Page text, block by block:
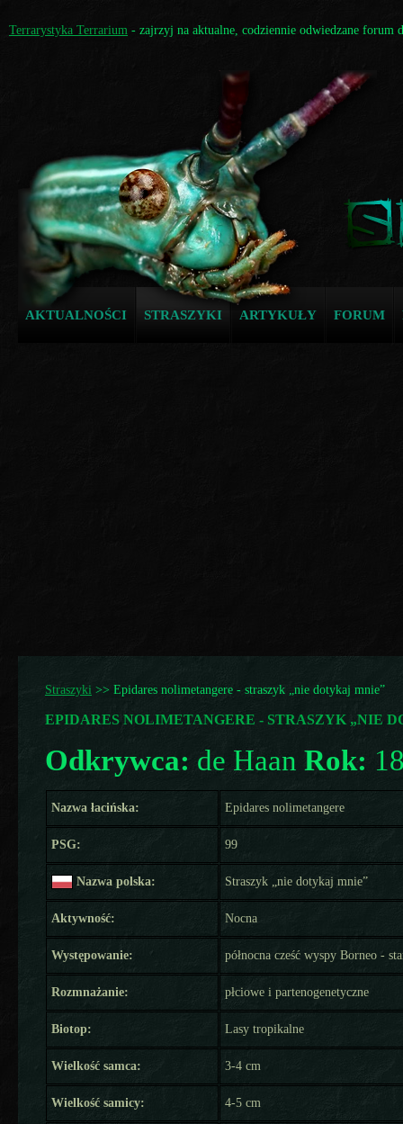
Terrarystyka Terrarium - zajrzyj na aktualne, codziennie odwiedzane forum
AKTUALNOŚCI STRASZYKI ARTYKUŁY FORUM
Straszyki >> Epidares nolimetangere - straszyk „nie dotykaj mnie”
EPIDARES NOLIMETANGERE - STRASZYK „NIE
Odkrywca: de Haan Rok:
Nazwa łacińska: Epidares nolimetangere
PSG: 99
Nazwa polska: Straszyk „nie dotykaj mnie”
Aktywność: Nocna
Występowanie: północna cześć wyspy Borneo -
Rozmnażanie: płciowe i partenogenetyczne
Biotop: Lasy tropikalne
Wielkość samca: 3-4 cm
Wielkość samicy: 4-5 cm